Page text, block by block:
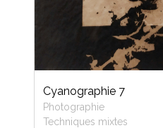
Cyanographie 7
Photographie
Techniques mixtes